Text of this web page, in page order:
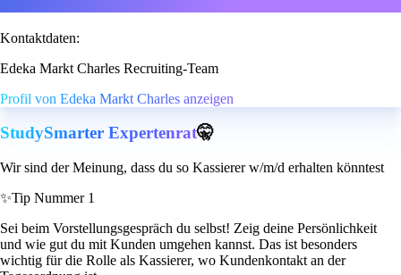
Kontaktdaten:
Edeka Markt Charles Recruiting-Team
Profil von Edeka Markt Charles anzeigen
StudySmarter Expertenrat🤫
Wir sind der Meinung, dass du so Kassierer w/m/d erhalten könntest
✨Tip Nummer 1
Sei beim Vorstellungsgespräch du selbst! Zeig deine Persönlichkeit
und wie gut du mit Kunden umgehen kannst. Das ist besonders
wichtig für die Rolle als Kassierer, wo Kundenkontakt an der